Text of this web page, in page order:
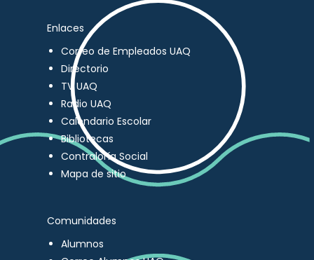
Enlaces
Correo de Empleados UAQ
Directorio
TV UAQ
Radio UAQ
Calendario Escolar
Bibliotecas
Contraloría Social
Mapa de sitio
Comunidades
Alumnos